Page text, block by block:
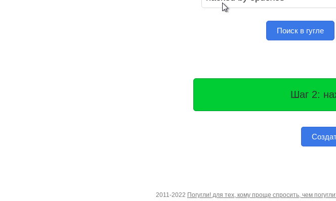
Поиск в гугле
Шаг 2:
2011-2022 Погугли! для тех, кому проще спросить, чем